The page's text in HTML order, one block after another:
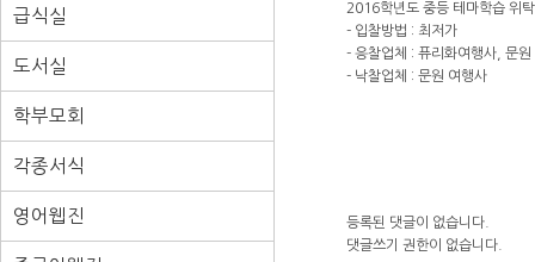
급식실
도서실
학부모회
각종서식
영어웹진
2016학년도 중등 테마학습 위
- 입찰방법 : 최저가
- 응찰업체 : 퓨리화여행사, 문원
- 낙찰업체 : 문원 여행사
등록된 댓글이 없습니다.
댓글쓰기 권한이 없습니다.